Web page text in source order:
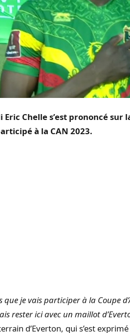
Chelle s’est prononcé sur
à la CAN 2023.
je vais participer à la Coupe
rester ici avec un maillot
d’Everton, qui s’est